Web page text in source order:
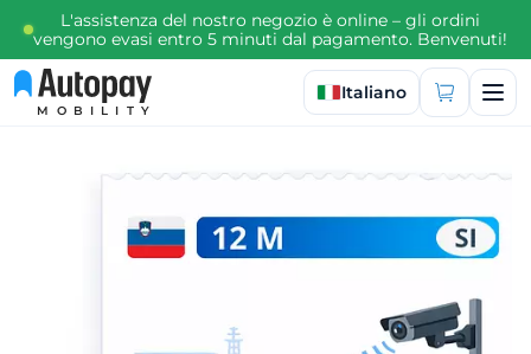
L'assistenza del nostro negozio è online – gli ordini
vengono evasi entro 5 minuti dal pagamento. Benvenuti!
MOBILITY
Seleziona lingua
Italiano